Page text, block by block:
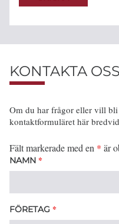
KONTAKTA OSS
Om du har frågor eller vill
kontaktformuläret här bredvid
Fält markerade med en * är
NAMN *
FÖRETAG *